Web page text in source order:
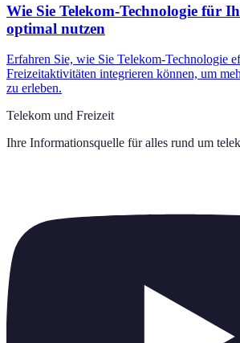
Wie Sie Telekom-Technologie für
optimal nutzen
Erfahren Sie, wie Sie Telekom-Technologie
Freizeitaktivitäten integrieren können, um
zu erleben.
Telekom und Freizeit
Ihre Informationsquelle für alles rund um